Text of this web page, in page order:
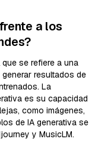
a los
se refiere a una
resultados de
La
es su capacidad
como imágenes,
de IA generativa se
y MusicLM.